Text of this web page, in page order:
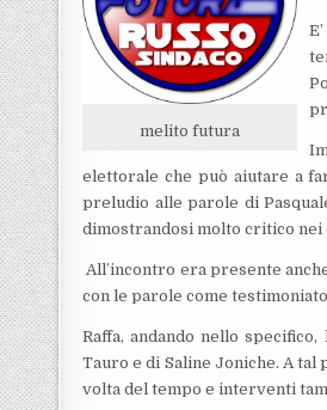
melito futura
elettorale che può aiutare a
preludio alle parole di
dimostrandosi molto critico nei
All’incontro era presente
con le parole come
Raffa, andando nello
Tauro e di Saline Joniche. A
volta del tempo e interventi